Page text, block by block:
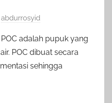
abdurrosyid
adalah pupuk yang
POC dibuat secara
sehingga